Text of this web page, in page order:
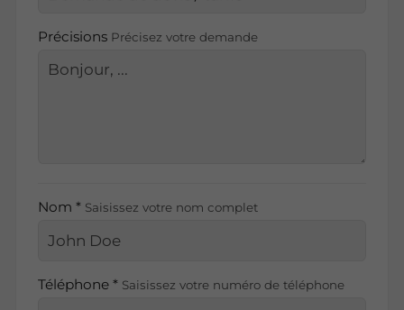
Précisions Précisez votre demande
Nom * Saisissez votre nom complet
Téléphone * Saisissez votre numéro de téléphone